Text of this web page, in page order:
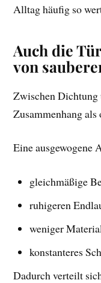
Alltag häufig so
Auch die
von
Zwischen Dichtung
Zusammenhang
Eine ausgewogene
gleichmäßige
ruhigeren
weniger
konstanteres
Dadurch verteilt